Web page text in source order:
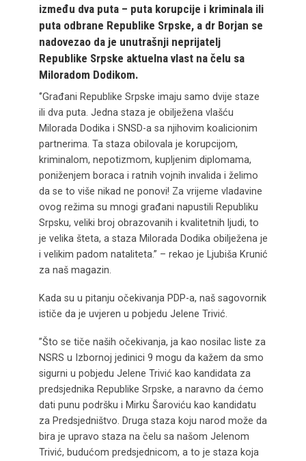
između dva puta – puta korupcije i kriminala ili
puta odbrane Republike Srpske, a dr Borjan se
nadovezao da je unutrašnji neprijatelj
Republike Srpske aktuelna vlast na čelu sa
Miloradom Dodikom.
‘’Građani Republike Srpske imaju samo dvije staze
ili dva puta. Jedna staza je obilježena vlašću
Milorada Dodika i SNSD-a sa njihovim koalicionim
partnerima. Ta staza obilovala je korupcijom,
kriminalom, nepotizmom, kupljenim diplomama,
poniženjem boraca i ratnih vojnih invalida i želimo
da se to više nikad ne ponovi! Za vrijeme vladavine
ovog režima su mnogi građani napustili Republiku
Srpsku, veliki broj obrazovanih i kvalitetnih ljudi, to
je velika šteta, a staza Milorada Dodika obilježena je
i velikim padom nataliteta.” – rekao je Ljubiša Krunić
za naš magazin.
Kada su u pitanju očekivanja PDP-a, naš sagovornik
ističe da je uvjeren u pobjedu Jelene Trivić.
”Što se tiče naših očekivanja, ja kao nosilac liste za
NSRS u Izbornoj jedinici 9 mogu da kažem da smo
sigurni u pobjedu Jelene Trivić kao kandidata za
predsjednika Republike Srpske, a naravno da ćemo
dati punu podršku i Mirku Šaroviću kao kandidatu
za Predsjedništvo. Druga staza koju narod može da
bira je upravo staza na čelu sa našom Jelenom
Trivić, budućom predsjednicom, a to je staza koja